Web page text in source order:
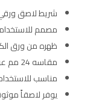
شريط لاصق
مصمم
ظهره من ورق
مقاسه 24 مم عرض × 25 ياردة طول.
مناسب
يوفر لاصقاً